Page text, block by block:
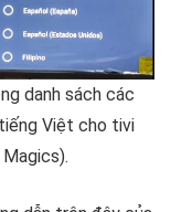
danh sách các
Việt cho tivi